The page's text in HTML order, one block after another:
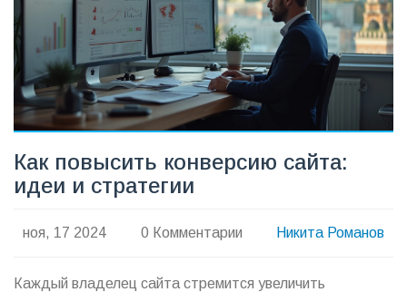
использование ретаргетинга.
Как повысить конверсию сайта:
идеи и стратегии
ноя, 17 2024 0 Комментарии Никита Романов
Каждый владелец сайта стремится увеличить